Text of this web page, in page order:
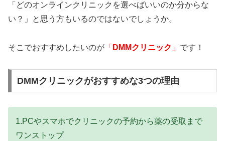
「どのオンラインクリニックを選べばいいのか分からな
い？」と思う方もいるのではないでしょうか。
そこでおすすめしたいのが 「 DMMクリニック 」 です！
DMMクリニックがおすすめな3つの理由
1.PCやスマホでクリニックの予約から薬の受取まで
ワンストップ